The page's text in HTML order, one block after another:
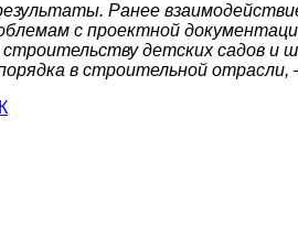
Ранее
с проектной
детских садов
в строительной отрасли,